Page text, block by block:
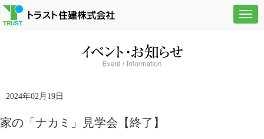
2024年02月19日
家の「ナカミ」見学会【終了】